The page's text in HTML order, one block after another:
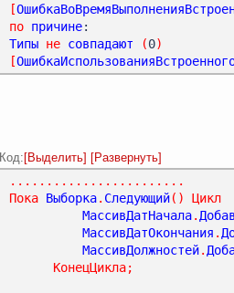
[
по причине
Типы не совпадают (0)
[
Код Выделить Развернуть
........................
Пока Выборка. Следующий()
Цикл
МассивДатНачала.
МассивДатОкончания .
МассивДолжностей.
КонецЦикла;